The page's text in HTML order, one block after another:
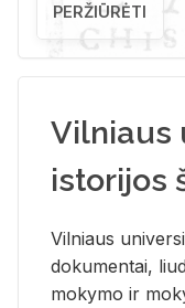
PERŽIŪRĖTI
Vilniaus
istorijos
Vil­niaus
do­ku­men­tai,
mo­ky­mo ir